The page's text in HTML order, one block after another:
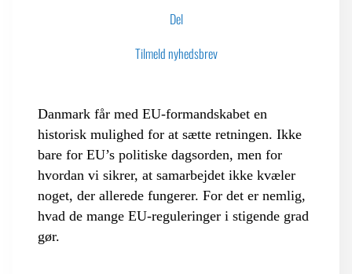
Del
Tilmeld nyhedsbrev
Danmark får med EU-formandskabet en
historisk mulighed for at sætte retningen. Ikke
bare for EU’s politiske dagsorden, men for
hvordan vi sikrer, at samarbejdet ikke kvæler
noget, der allerede fungerer. For det er nemlig,
hvad de mange EU-reguleringer i stigende grad
gør.